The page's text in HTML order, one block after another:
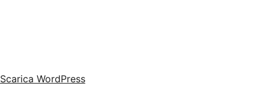
Scarica WordPress